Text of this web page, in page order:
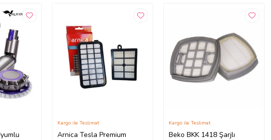
Arnica Tesla Premium
Kargo ile Teslimat
Beko BKK 1418 Şarjlı
Kargo ile Teslimat